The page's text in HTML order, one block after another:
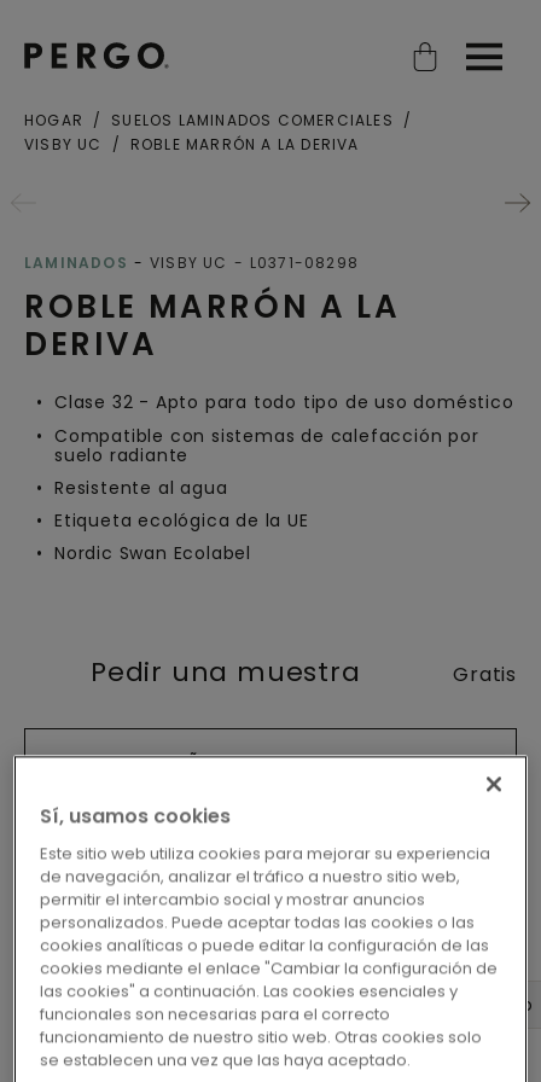
Open searchOpen
HOGAR
SUELOS LAMINADOS COMERCIALES
VISBY UC
ROBLE MARRÓN A LA DERIVA
ROBLE MARRÓN A LA
DERIVA
LAMINADOS VISBY UC L0371-08298
Clase 32 - Apto para todo tipo de uso doméstico
Compatible con sistemas de calefacción por
suelo radiante
Resistente al agua
Etiqueta ecológica de la UE
Nordic Swan Ecolabel
Pedir una muestra Gratis
AÑADIR AL CARRO
Dimensiones Diseño Datos del producto
Sí, usamos cookies
Este sitio web utiliza cookies para mejorar su experiencia
de navegación, analizar el tráfico a nuestro sitio web,
permitir el intercambio social y mostrar anuncios
personalizados. Puede aceptar todas las cookies o las
cookies analíticas o puede editar la configuración de las
cookies mediante el enlace "Cambiar la configuración de
las cookies" a continuación. Las cookies esenciales y
funcionales son necesarias para el correcto
funcionamiento de nuestro sitio web. Otras cookies solo
se establecen una vez que las haya aceptado.